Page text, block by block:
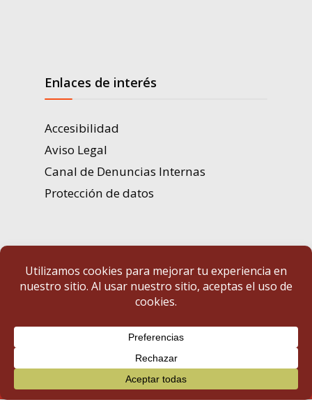
Enlaces de interés
Accesibilidad
Aviso Legal
Canal de Denuncias Internas
Protección de datos
Portal de Transparencia | Diputación de Badajoz